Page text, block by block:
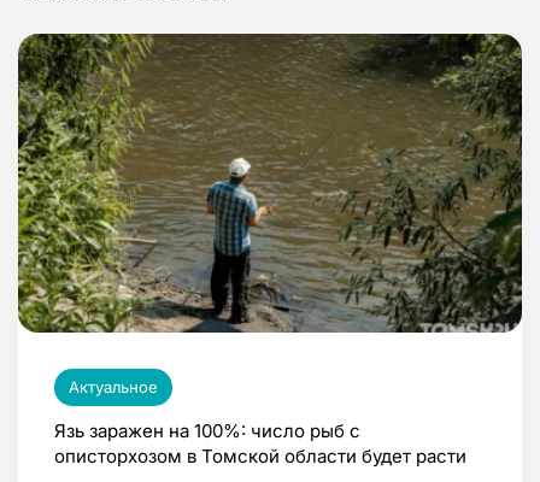
Актуальное
Язь заражен на 100%: число рыб с
описторхозом в Томской области будет расти